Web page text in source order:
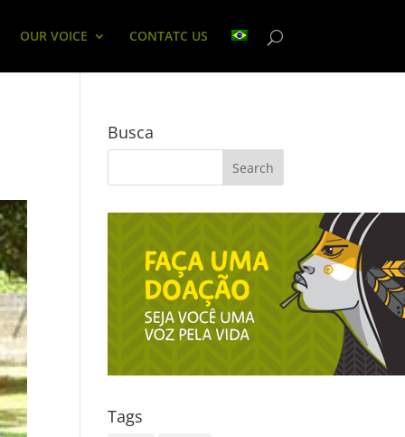
OUR VOICE CONTATC US
Busca
Tags